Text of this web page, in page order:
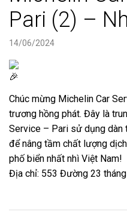
Pari (2) –
14/06/2024
Chúc mừng Michelin Car
trương hồng phát. Đây là
Service – Pari sử dụng dàn
để nâng tầm chất lượng
phố biển nhất nhì Việt Nam!
Địa chỉ: 553 Đường 23 tháng